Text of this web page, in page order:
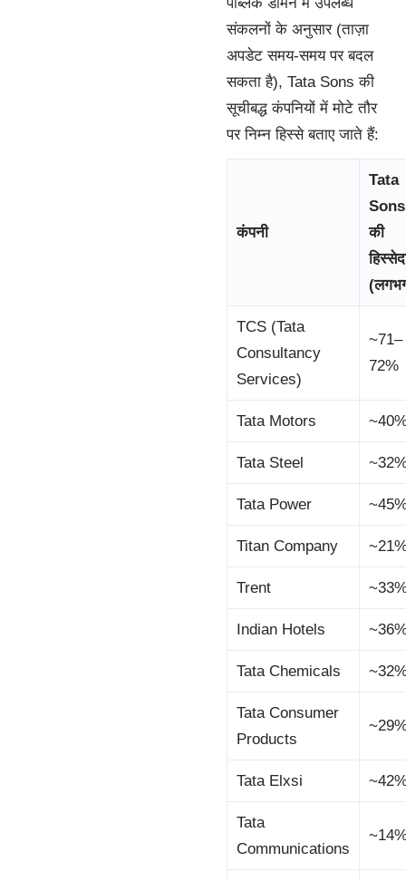
संकलनों के अनुसार (ताज़ा
अपडेट समय-समय पर बदल
सकता है), Tata Sons की
सूचीबद्ध कंपनियों में मोटे तौर
पर निम्न हिस्से बताए जाते हैं:
कंपनी
Tata
Sons
की
TCS (Tata
Consultancy
Services)
~71–
72%
Tata Motors
Tata Steel
Tata Power
Titan Company
Trent
Indian Hotels
Tata Chemicals
Tata Consumer
Products
Tata Elxsi
Tata
Communications